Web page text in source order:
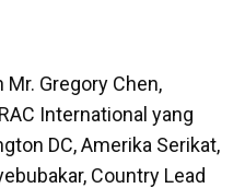
Gregory Chen,
International yang
DC, Amerika Serikat,
Country Lead